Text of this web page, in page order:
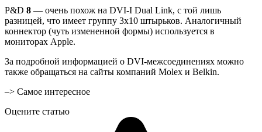
P&D 8 — очень похож на DVI-I Dual Link, с той лишь
разницей, что имеет группу 3х10 штырьков. Аналогичный
коннектор (чуть измененной формы) используется в
мониторах Apple.
За подробной информацией о DVI-межсоединениях можно
также обращаться на сайты компаний Molex и Belkin.
–> Самое интересное
Оцените статью